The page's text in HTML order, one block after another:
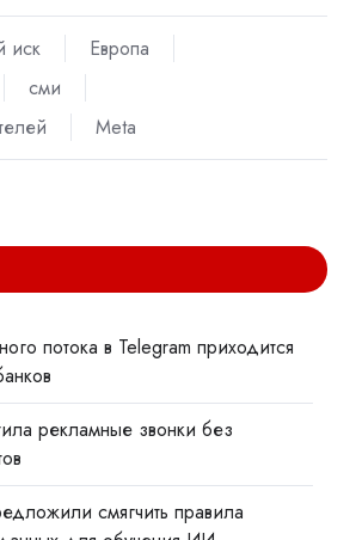
иск
Европа
сми
Meta
потока в Telegram приходится
рекламные звонки без
смягчить правила